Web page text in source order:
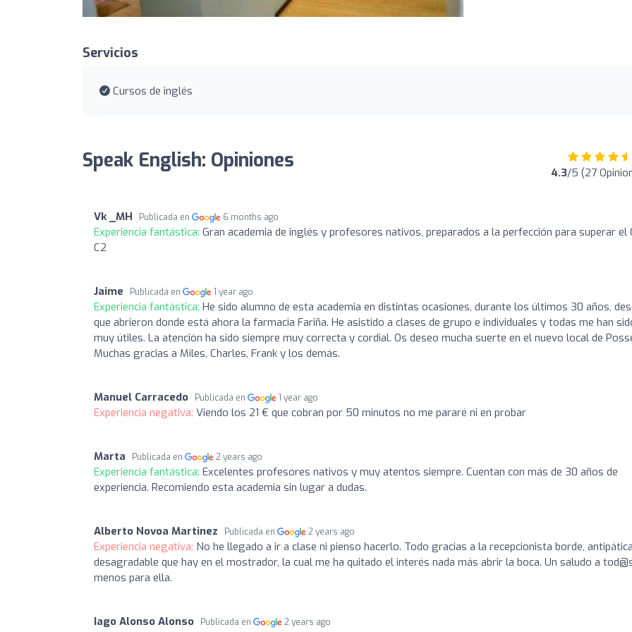
Servicios
Cursos de inglés
Speak English: Opiniones 4.3/5 (27
Vk _MH Publicada en 6 months ago
Experiencia fantástica: Gran academia de inglés y profesores nativos, preparados a la perfección para superar el
C2
Jaime Publicada en 1 year ago
Experiencia fantástica: He sido alumno de esta academia en distintas ocasiones, durante los últimos 30 años,
que abrieron donde está ahora la farmacia Fariña. He asistido a clases de grupo e individuales y todas me han
muy útiles. La atención ha sido siempre muy correcta y cordial. Os deseo mucha suerte en el nuevo local de
Muchas gracias a Miles, Charles, Frank y los demás.
Manuel Carracedo Publicada en 1 year ago
Experiencia negativa: Viendo los 21 € que cobran por 50 minutos no me pararé ni en probar
Marta Publicada en 2 years ago
Experiencia fantástica: Excelentes profesores nativos y muy atentos siempre. Cuentan con más de 30 años de
experiencia. Recomiendo esta academia sin lugar a dudas.
Alberto Novoa Martinez Publicada en 2 years ago
Experiencia negativa: No he llegado a ir a clase ni pienso hacerlo. Todo gracias a la recepcionista borde,
desagradable que hay en el mostrador, la cual me ha quitado el interés nada más abrir la boca. Un saludo a
menos para ella.
Iago Alonso Alonso Publicada en 2 years ago